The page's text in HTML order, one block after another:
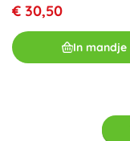
€ 30,50
In mandje